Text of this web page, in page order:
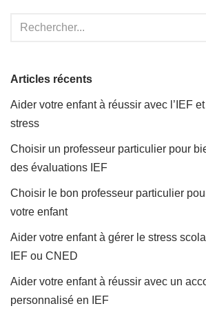
Articles récents
Aider votre enfant à réussir avec l’IEF
stress
Choisir un professeur particulier pour
des évaluations IEF
Choisir le bon professeur particulier
votre enfant
Aider votre enfant à gérer le stress
IEF ou CNED
Aider votre enfant à réussir avec un
personnalisé en IEF